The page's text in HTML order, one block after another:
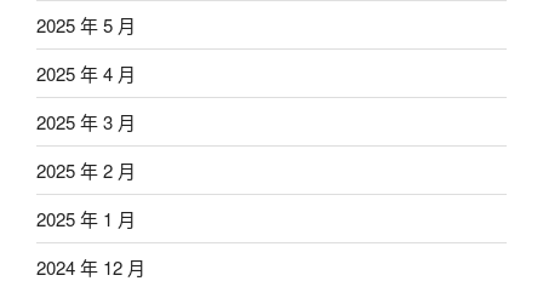
2025 年 5 月
2025 年 4 月
2025 年 3 月
2025 年 2 月
2025 年 1 月
2024 年 12 月